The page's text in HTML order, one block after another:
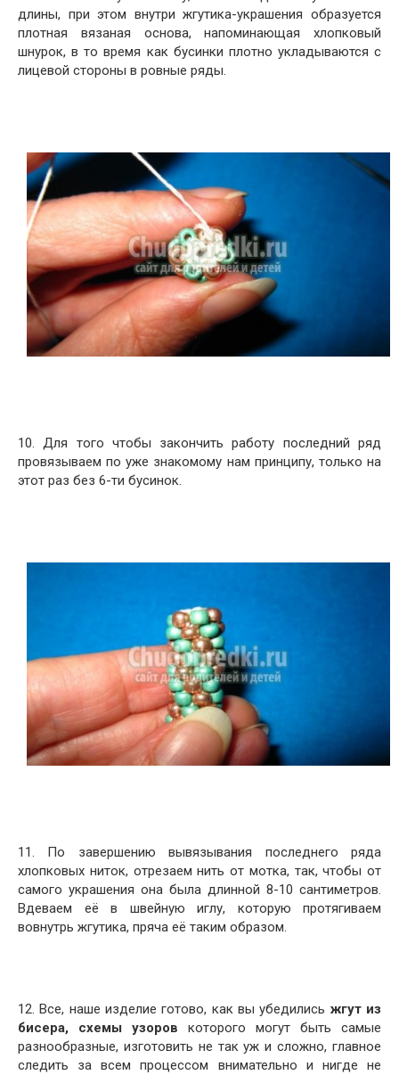
длины, при этом внутри жгутика-украшения образуется
плотная вязаная основа, напоминающая хлопковый
шнурок, в то время как бусинки плотно укладываются с
лицевой стороны в ровные ряды.
10. Для того чтобы закончить работу последний ряд
провязываем по уже знакомому нам принципу, только на
этот раз без 6-ти бусинок.
11. По завершению вывязывания последнего ряда
хлопковых ниток, отрезаем нить от мотка, так, чтобы от
самого украшения она была длинной 8-10 сантиметров.
Вдеваем её в швейную иглу, которую протягиваем
вовнутрь жгутика, пряча её таким образом.
12. Все, наше изделие готово, как вы убедились жгут из
бисера, схемы узоров которого могут быть самые
разнообразные, изготовить не так уж и сложно, главное
следить за всем процессом внимательно и нигде не